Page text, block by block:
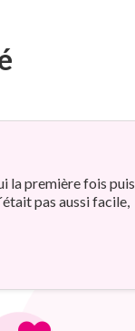
la première fois puis
pas aussi facile,